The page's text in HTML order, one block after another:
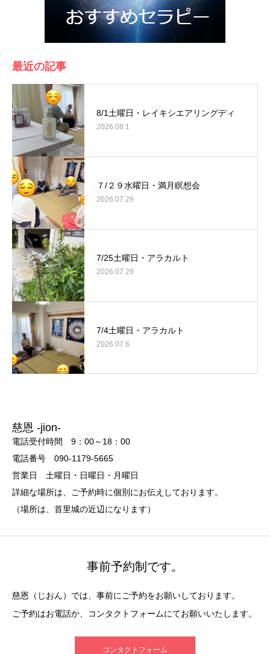
最近の記事
8/1土曜日・レイキシエアリングディ
2026.08.1
７/２９水曜日・満月瞑想会
2026.07.29
7/25土曜日・アラカルト
2026.07.29
7/4土曜日・アラカルト
2026.07.6
慈恩 -jion-
電話受付時間 9：00～18：00
電話番号 090-1179-5665
営業日 土曜日・日曜日・月曜日
詳細な場所は、ご予約時に個別にお伝えしております。
（場所は、首里城の近辺になります）
事前予約制です。
慈恩（じおん）では、事前にご予約をお願いしております。
ご予約はお電話か、コンタクトフォームにてお願いいたします。
コンタクトフォーム